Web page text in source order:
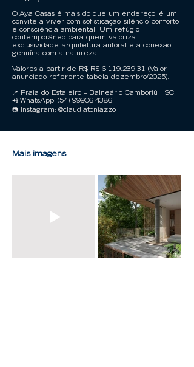
O Aya Casas é mais do que um endereço: é um
convite a viver com sofisticação, silêncio, conforto
e consciência ambiental. Um refúgio
contemporâneo para quem valoriza
exclusividade, arquitetura autoral e a conexão
genuína com a natureza.
Valores a partir de R$ R$ 6.119.239,31 (Valor
anunciado referente tabela dezembro/2025).
📍 Praia do Estaleiro – Balneário Camboriú | SC
📲 WhatsApp: (54) 99906-4386
📷 Instagram: @claudiatoniazzo
Mais imagens